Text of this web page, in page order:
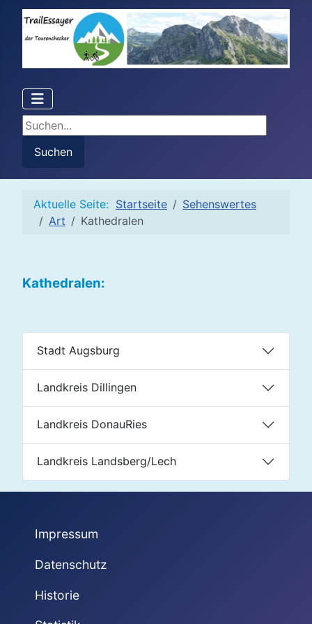
Suchen...
Suchen
Aktuelle Seite: Startseite
Sehenswertes
Art
Kathedralen
Kathedralen:
Stadt Augsburg
Landkreis Dillingen
Landkreis DonauRies
Landkreis Landsberg/Lech
Impressum
Datenschutz
Historie